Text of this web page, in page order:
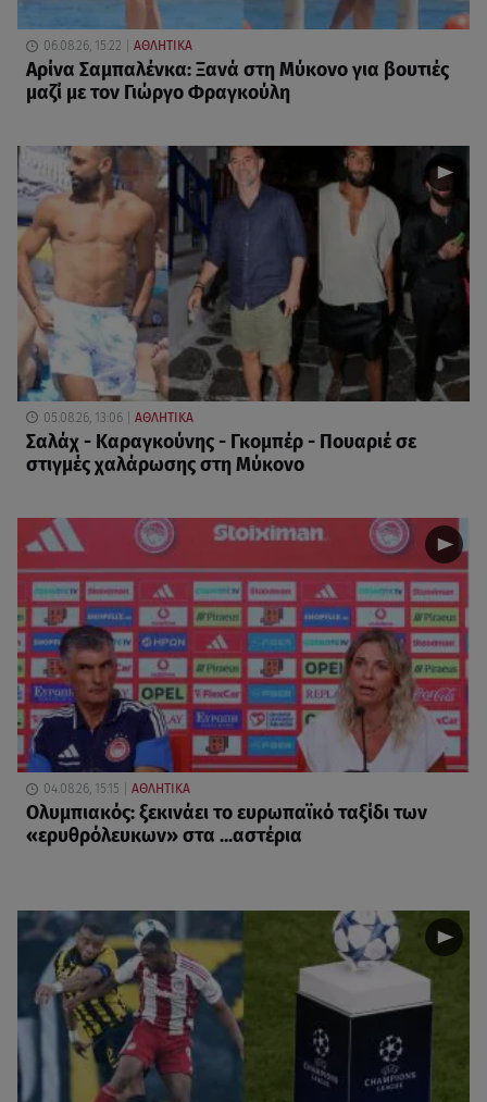
06.08.26, 15:22 ΑΘΛΗΤΙΚΑ
Αρίνα Σαμπαλένκα: Ξανά στη Μύκονο για βουτιές
μαζί με τον Γιώργο Φραγκούλη
05.08.26, 13:06 ΑΘΛΗΤΙΚΑ
Σαλάχ - Καραγκούνης - Γκομπέρ - Πουαριέ σε
στιγμές χαλάρωσης στη Μύκονο
04.08.26, 15:15 ΑΘΛΗΤΙΚΑ
Ολυμπιακός: ξεκινάει το ευρωπαϊκό ταξίδι των
«ερυθρόλευκων» στα ...αστέρια